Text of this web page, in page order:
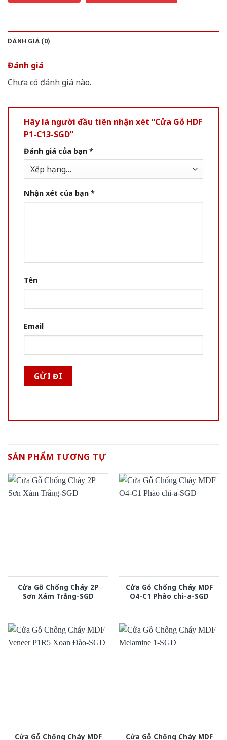
ĐÁNH GIÁ (0)
Đánh giá
Chưa có đánh giá nào.
Hãy là người đầu tiên nhận xét “Cửa Gỗ HDF
P1-C13-SGD”
Đánh giá của bạn *
Nhận xét của bạn *
Tên
Email
SẢN PHẨM TƯƠNG TỰ
Cửa Gỗ Chống Cháy 2P
Sơn Xám Trắng-SGD
Cửa Gỗ Chống Cháy MDF
O4-C1 Phào chi-a-SGD
Cửa Gỗ Chống Cháy MDF Cửa Gỗ Chống Cháy MDF